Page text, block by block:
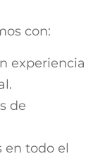
con:
experiencia
de
en todo el